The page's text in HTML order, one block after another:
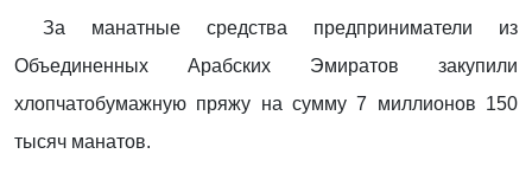
За манатные средства предприниматели из
Объединенных Арабских Эмиратов закупили
хлопчатобумажную пряжу на сумму 7 миллионов 150
тысяч манатов.